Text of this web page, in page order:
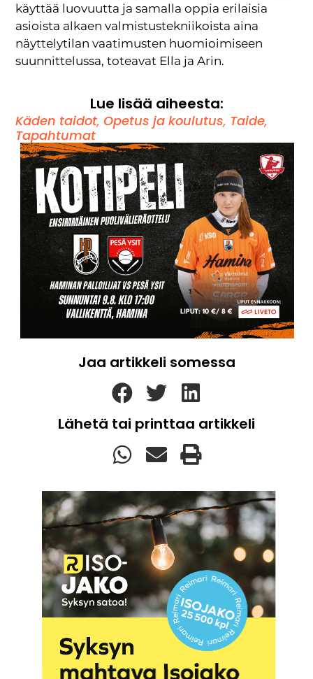
käyttää luovuutta ja samalla oppia erilaisia
asioista alkaen valmistustekniikoista aina
näyttelytilan vaatimusten huomioimiseen
suunnittelussa, toteavat Ella ja Arin.
Lue lisää aiheesta:
Käden taidot, Opetus ja koulutus, Taide,
Tapahtumat
Jaa artikkeli somessa
Lähetä tai printtaa artikkeli